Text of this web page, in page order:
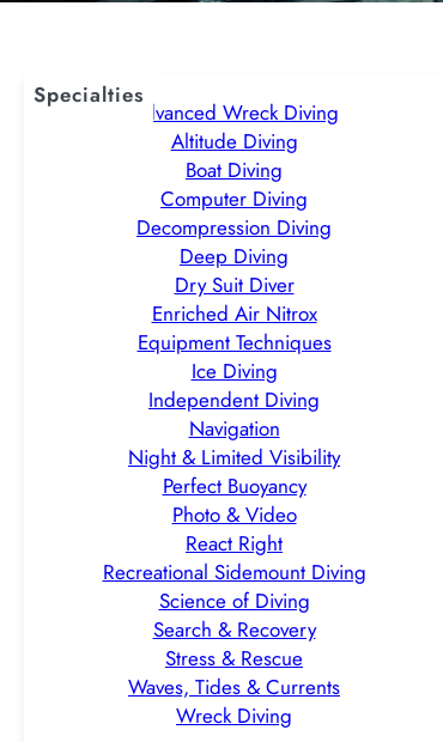
Specialties
Advanced Wreck Diving
Altitude Diving
Boat Diving
Computer Diving
Decompression Diving
Deep Diving
Dry Suit Diver
Enriched Air Nitrox
Equipment Techniques
Ice Diving
Independent Diving
Navigation
Night & Limited Visibility
Perfect Buoyancy
Photo & Video
React Right
Recreational Sidemount Diving
Science of Diving
Search & Recovery
Stress & Rescue
Waves, Tides & Currents
Wreck Diving